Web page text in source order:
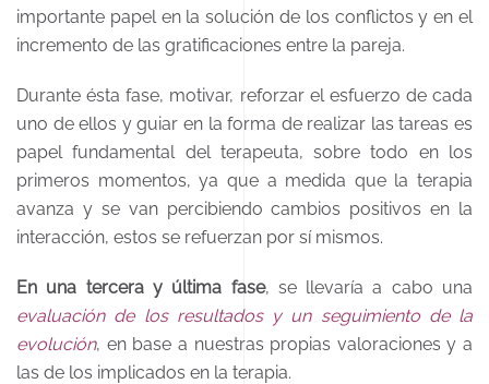
importante papel en la solución de los conflictos y en el
incremento de las gratificaciones entre la pareja.
Durante ésta fase, motivar, reforzar el esfuerzo de cada
uno de ellos y guiar en la forma de realizar las tareas es
papel fundamental del terapeuta, sobre todo en los
primeros momentos, ya que a medida que la terapia
avanza y se van percibiendo cambios positivos en la
interacción, estos se refuerzan por sí mismos.
En una tercera y última fase, se llevaría a cabo una
evaluación de los resultados y un seguimiento de la
evolución, en base a nuestras propias valoraciones y a
las de los implicados en la terapia.